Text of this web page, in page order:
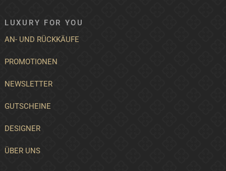
LUXURY FOR YOU
AN- UND RÜCKKÄUFE
PROMOTIONEN
NEWSLETTER
GUTSCHEINE
DESIGNER
ÜBER UNS